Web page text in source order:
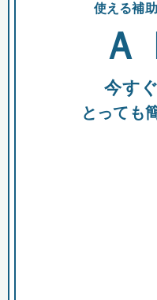
全国の検索結果を
助成金
使える補
Ａ
今す
とっても